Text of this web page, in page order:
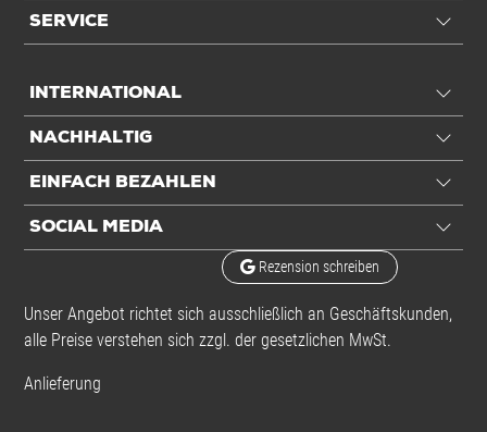
SERVICE
INTERNATIONAL
NACHHALTIG
EINFACH BEZAHLEN
SOCIAL MEDIA
Rezension schreiben
Unser Angebot richtet sich ausschließlich an Geschäftskunden,
alle Preise verstehen sich zzgl. der gesetzlichen MwSt.
Anlieferung